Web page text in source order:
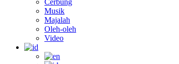
Cerbung
Musik
Majalah
Oleh-oleh
Video